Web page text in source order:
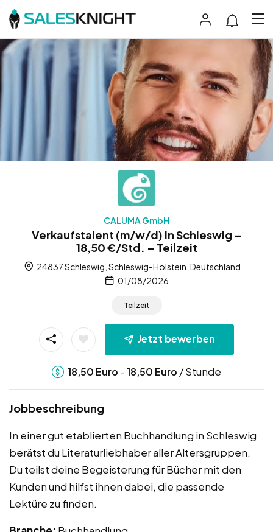
CALUMA GmbH
Verkaufstalent (m/w/d) in Schleswig –
18,50 €/Std. – Teilzeit
24837 Schleswig, Schleswig-Holstein, Deutschland
01/08/2026
Teilzeit
Jetzt bewerben
18,50 Euro -18,50 Euro / Stunde
Jobbeschreibung
In einer gut etablierten Buchhandlung in Schleswig
berätst du Literaturliebhaber aller Altersgruppen.
Du teilst deine Begeisterung für Bücher mit den
Kunden und hilfst ihnen dabei, die passende
Lektüre zu finden.